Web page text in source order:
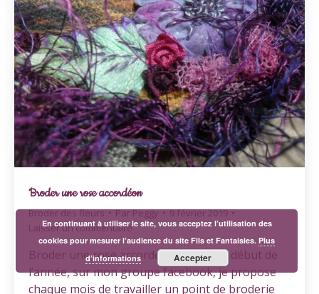
Broder une rose accordéon
Broder des fleurs ParPeggy
9 février 2019
Laisser un commentaire
Broder une rose accordéon Depuis le début de
l’année, sur mon groupe facebook, je propose
chaque mois de travailler un point de broderie
En continuant à utiliser le site, vous acceptez l’utilisation des
cookies pour mesurer l’audience du site Fils et Fantaisies.Plus
d’informations
Accepter